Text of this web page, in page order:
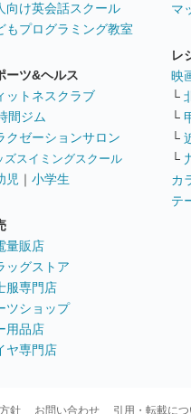
向け英会話スクール
もプログラミング教室
ーツ&ヘルス
ットネスクラブ
間ジム
クゼーションサロン
ズスイミングスクール
児 ｜ 小学生
量販店
ッグストア
服専門店
ツショップ
用品店
ヤ専門店
マ
レ
映
└
└
└
└
カ
テ
針 お問い合わせ 引用・転載につ